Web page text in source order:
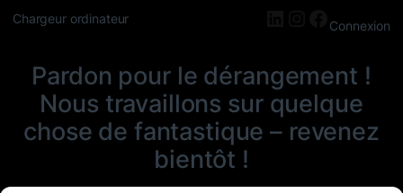
Chargeur ordinateur LinkedIn
Instagram
Connexion
Pardon pour le dérangement !
Nous travaillons sur quelque
chose de fantastique – revenez
bientôt !